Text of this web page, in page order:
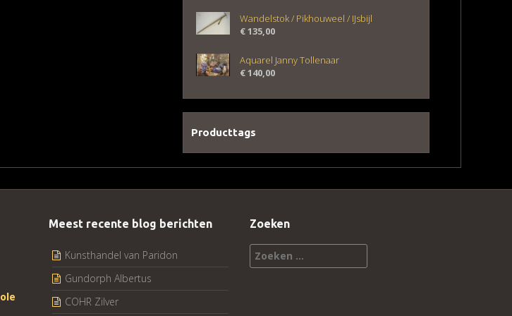
Wandelstok / Pikhouweel / IJsbijl
€135,00
Aquarel Janny Tollenaar
€140,00
Producttags
Meest recente blog berichten
Kunsthandel van Paridon
Gundorph Albertus
COHR Zilver
Zoeken
Zoeken
naar: